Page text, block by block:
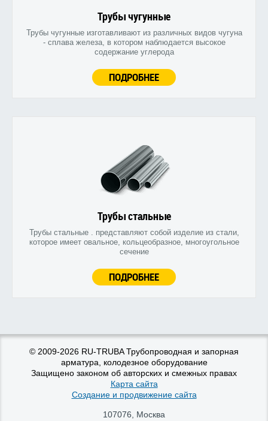
Трубы чугунные
Трубы чугунные изготавливают из различных видов чугуна
- сплава железа, в котором наблюдается высокое
содержание углерода
ПОДРОБНЕЕ
Трубы стальные
Трубы стальные . представляют собой изделие из стали,
которое имеет овальное, кольцеобразное, многоугольное
сечение
ПОДРОБНЕЕ
© 2009-2026 RU-TRUBA Трубопроводная и запорная
арматура, колодезное оборудование
Защищено законом об авторских и смежных правах
Карта сайта
Создание и продвижение сайта
107076
Москва